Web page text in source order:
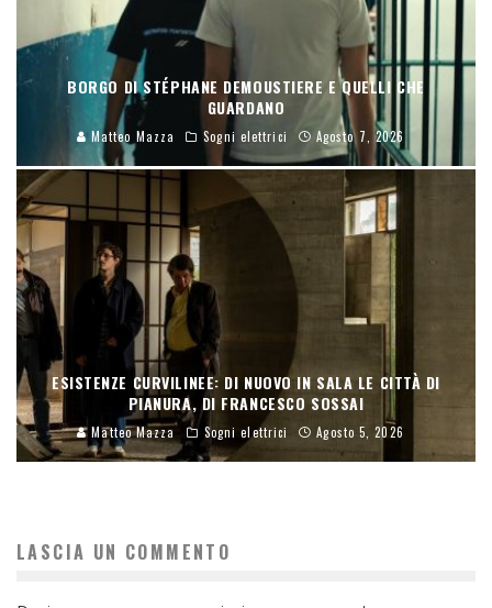
BORGO DI STÉPHANE DEMOUSTIERE E QUELLI CHE
GUARDANO
Matteo Mazza Sogni elettrici Agosto 7, 2026
ESISTENZE CURVILINEE: DI NUOVO IN SALA LE CITTÀ DI
PIANURA, DI FRANCESCO SOSSAI
Matteo Mazza Sogni elettrici Agosto 5, 2026
LASCIA UN COMMENTO